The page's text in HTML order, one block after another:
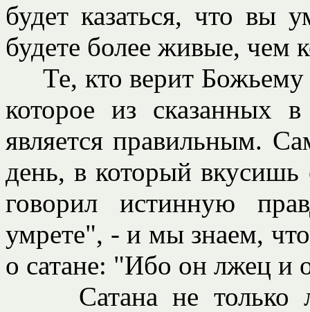
будет казаться, что вы
будете более живые, чем
Те, кто верит Божьему
которое из сказанных
является правильным.
день, в который
говорил истинную
умрете", - и мы знаем,
о сатане: "Ибо он лжец и
Сатана не только